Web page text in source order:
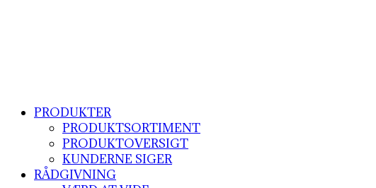
PRODUKTER
PRODUKTSORTIMENT
PRODUKTOVERSIGT
KUNDERNE SIGER
RÅDGIVNING